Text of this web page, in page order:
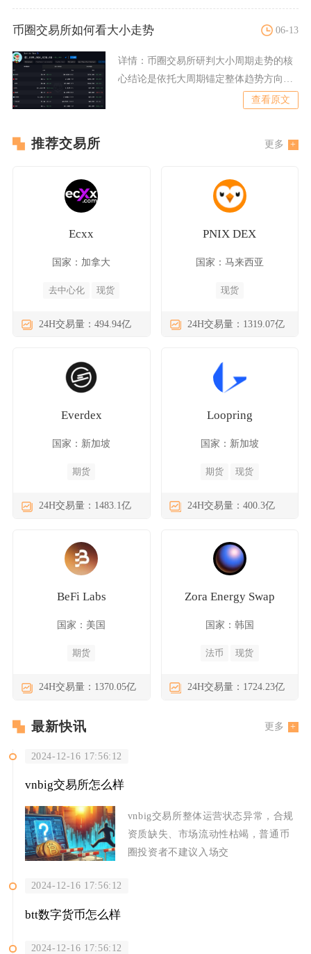
币圈交易所如何看大小走势 06-13
详情： 币圈交易所研判大小周期走势的核
心结论是依托大周期锚定整体趋势方向、
查看原文
推荐交易所 更多
Ecxx
国家：加拿大
去中心化 现货
24H交易量：494.94亿
PNIX DEX
国家：马来西亚
现货
24H交易量：1319.07亿
Everdex
国家：新加坡
期货
24H交易量：1483.1亿
Loopring
国家：新加坡
期货 现货
24H交易量：400.3亿
BeFi Labs
国家：美国
期货
24H交易量：1370.05亿
Zora Energy Swap
国家：韩国
法币 现货
24H交易量：1724.23亿
最新快讯 更多
2024-12-16 17:56:12
vnbig交易所怎么样
vnbig交易所整体运营状态异常，合规
资质缺失、市场流动性枯竭，普通币
圈投资者不建议入场交
2024-12-16 17:56:12
btt数字货币怎么样
2024-12-16 17:56:12